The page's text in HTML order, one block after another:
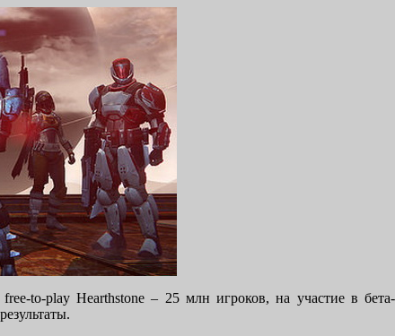
to-play Hearthstone – 25 млн игроков, на участие в